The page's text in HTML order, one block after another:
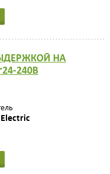
НА
240В